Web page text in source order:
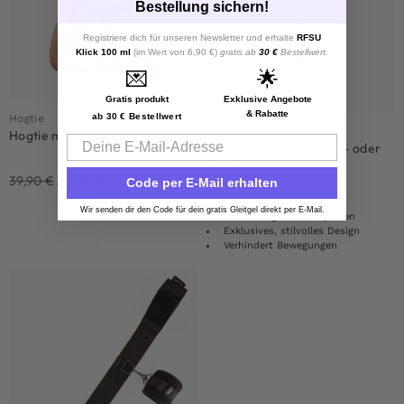
Hogtie
Hogtie mit Hand- & Fußfesseln
39,90€29,90
Spreader Bar mit Hand- oder
Fußfesseln
32,90€
Für Anfänger und Experten
Exklusives, stilvolles Design
Verhindert Bewegungen
Bestellung sichern!
Registriere dich für unseren Newsletter und erhalte RFSU
Klick 100 ml (im Wert von 6,90 €) gratis ab 30 € Bestellwert.
💌
Gratis produkt
ab 30 € Bestellwert
🌟
Exklusive Angebote
& Rabatte
Email
Code per E-Mail erhalten
Wir senden dir den Code für dein gratis Gleitgel direkt per E-Mail.